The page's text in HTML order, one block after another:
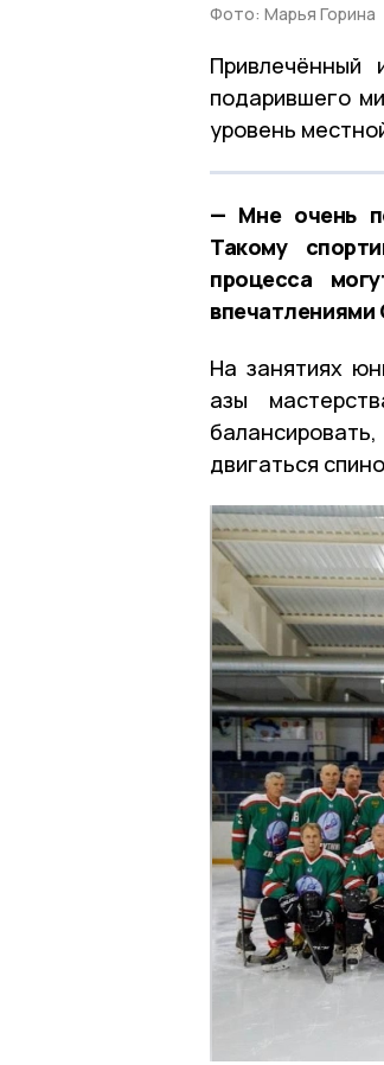
Фото: Марья Горина
Привлечённый
подарившего
уровень
— Мне очень
Такому
процесса
впечатлениями
На занятиях
азы
двигаться